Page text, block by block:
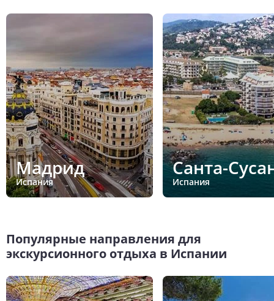
Мадрид
Испания
Санта-
Испания
Популярные направления для
экскурсионного отдыха в Испании